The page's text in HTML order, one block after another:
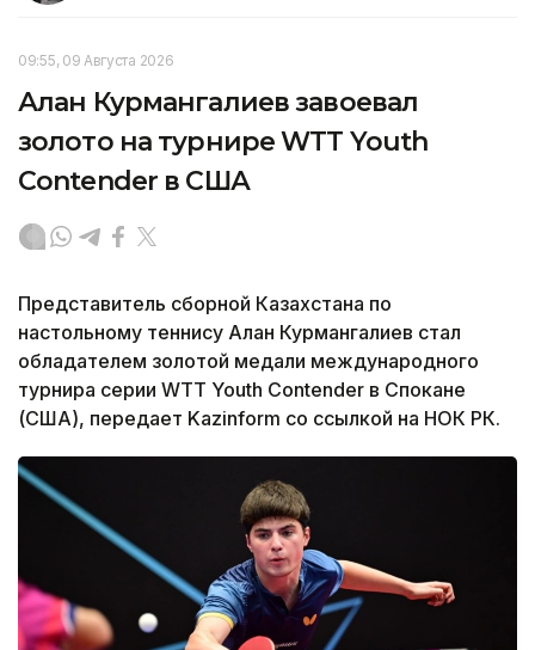
09:55, 09 Августа 2026
Алан Курмангалиев завоевал
золото на турнире WTT Youth
Contender в США
Представитель сборной Казахстана по
настольному теннису Алан Курмангалиев стал
обладателем золотой медали международного
турнира серии WTT Youth Contender в Спокане
(США), передает Kazinform со ссылкой на НОК РК.